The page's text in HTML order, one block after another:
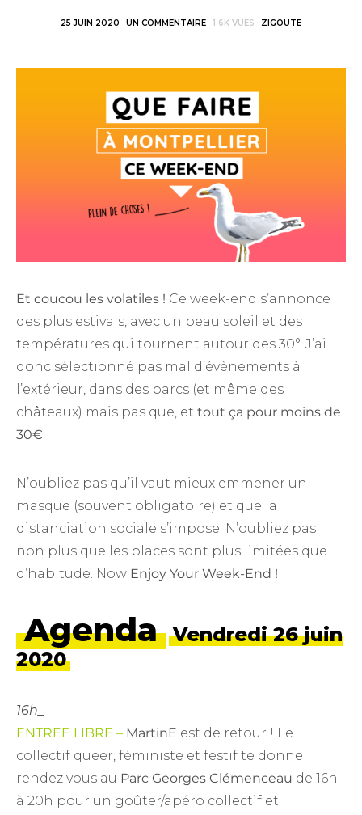
25 JUIN 2020 UN COMMENTAIRE 1.6K VUES ZIGOUTE
Et coucou les volatiles ! Ce week-end s’annonce
des plus estivals, avec un beau soleil et des
températures qui tournent autour des 30°. J’ai
donc sélectionné pas mal d’évènements à
l’extérieur, dans des parcs (et même des
châteaux) mais pas que, et tout ça pour moins de
30€.
N’oubliez pas qu’il vaut mieux emmener un
masque (souvent obligatoire) et que la
distanciation sociale s’impose. N’oubliez pas
non plus que les places sont plus limitées que
d’habitude. Now Enjoy Your Week-End !
Agenda
Vendredi 26 juin
2020
16h_
ENTREE LIBRE – MartinE est de retour ! Le
collectif queer, féministe et festif te donne
rendez vous au Parc Georges Clémenceau de 16h
à 20h pour un goûter/apéro collectif et